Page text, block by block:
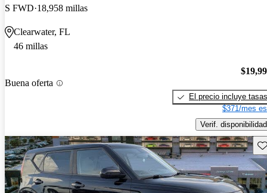
S FWD 18,958 millas
Clearwater, FL
46 millas
Buena oferta
El precio incluye tasas
$371/mes
Verif. disponibilidad